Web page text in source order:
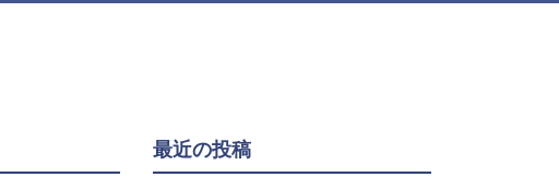
最近の投稿